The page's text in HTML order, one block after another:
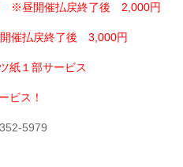
※昼開催払戻終了後 2,000円
催払戻終了後 3,000円
１部サービス
ビス！
5979